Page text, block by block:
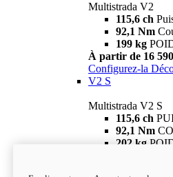
Multistrada V2
115,6 ch
92,1 Nm
199 kg
À partir de 16
Configurez-la
V2 S
Multistrada V2 S
115,6 ch
92,1 Nm
202 kg